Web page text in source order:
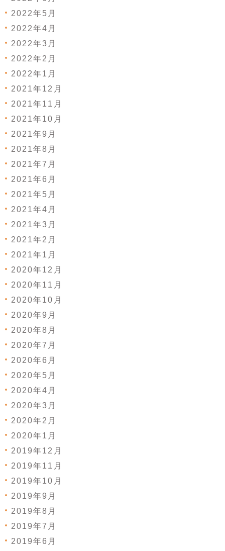
2022年5月
2022年4月
2022年3月
2022年2月
2022年1月
2021年12月
2021年11月
2021年10月
2021年9月
2021年8月
2021年7月
2021年6月
2021年5月
2021年4月
2021年3月
2021年2月
2021年1月
2020年12月
2020年11月
2020年10月
2020年9月
2020年8月
2020年7月
2020年6月
2020年5月
2020年4月
2020年3月
2020年2月
2020年1月
2019年12月
2019年11月
2019年10月
2019年9月
2019年8月
2019年7月
2019年6月